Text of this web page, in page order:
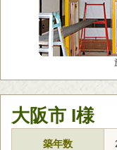
大阪市 I様
築年数